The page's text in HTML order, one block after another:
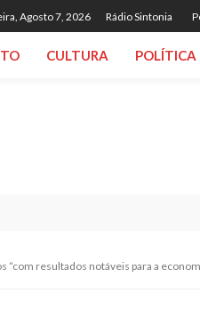
Agosto 7, 2026 Rádio Sintonia
CULTURA POLÍTICA
“com resultados notáveis para a